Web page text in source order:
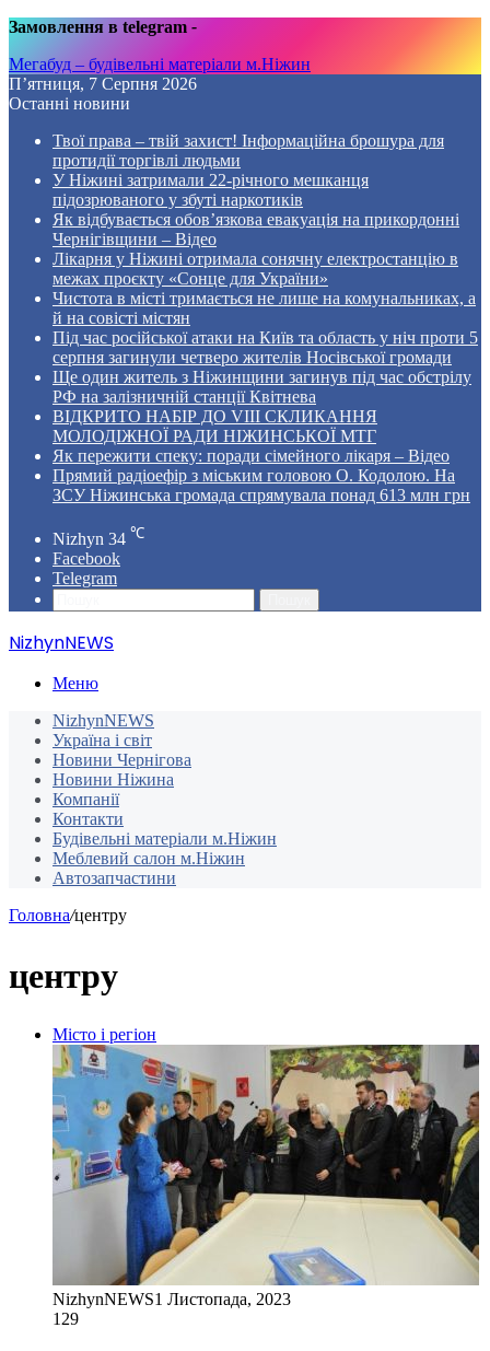
Замовлення в telegram -
Мегабуд – будівельні матеріали м.Ніжин
П’ятниця, 7 Серпня 2026
Останні новини
Твої права – твій захист! Інформаційна брошура для
протидії торгівлі людьми
У Ніжині затримали 22-річного мешканця
підозрюваного у збуті наркотиків
Як відбувається обов’язкова евакуація на прикордонні
Чернігівщини – Відео
Лікарня у Ніжині отримала сонячну електростанцію в
межах проєкту «Сонце для України»
Чистота в місті тримається не лише на комунальниках, а
й на совісті містян
Під час російської атаки на Київ та область у ніч проти 5
серпня загинули четверо жителів Носівської громади
Ще один житель з Ніжинщини загинув під час обстрілу
РФ на залізничній станції Квітнева
ВІДКРИТО НАБІР ДО VIII СКЛИКАННЯ
МОЛОДІЖНОЇ РАДИ НІЖИНСЬКОЇ МТГ
Як пережити спеку: поради сімейного лікаря – Відео
Прямий радіоефір з міським головою О. Кодолою. На
ЗСУ Ніжинська громада спрямувала понад 613 млн грн
Nizhyn 34 ℃
Facebook
Telegram
NizhynNEWS
Меню
NizhynNEWS
Україна і світ
Новини Чернігова
Новини Ніжина
Компанії
Контакти
Будівельні матеріали м.Ніжин
Меблевий салон м.Ніжин
Автозапчастини
Головна/центру
центру
Місто і регіон
NizhynNEWS1 Листопада, 2023
129